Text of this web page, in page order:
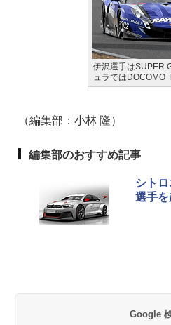
伊沢選手はSUPER
ュラではDOCOMO
（編集部：小林 隆）
編集部のおすすめ記事
シト
選手を
Google